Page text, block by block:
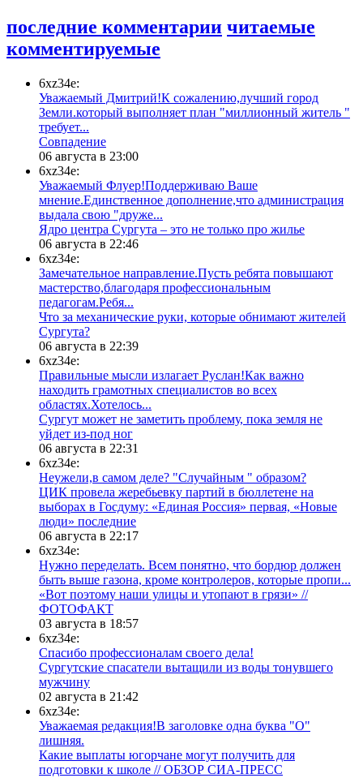
последние комментарии читаемые
комментируемые
6xz34e:
Уважаемый Дмитрий!К сожалению,лучший город
Земли.который выполняет план "миллионный житель "
требует...
​Совпадение
06 августа в 23:00
6xz34e:
Уважаемый Флуер!Поддерживаю Ваше
мнение.Единственное дополнение,что администрация
выдала свою "друже...
​Ядро центра Сургута ‒ это не только про жилье
06 августа в 22:46
6xz34e:
Замечательное направление.Пусть ребята повышают
мастерство,благодаря профессиональным
педагогам.Ребя...
​Что за механические руки, которые обнимают жителей
Сургута?
06 августа в 22:39
6xz34e:
Правильные мысли излагает Руслан!Как важно
находить грамотных специалистов во всех
областях.Хотелось...
Сургут может не заметить проблему, пока земля не
уйдет из-под ног
06 августа в 22:31
6xz34e:
Неужели,в самом деле? "Случайным " образом?
ЦИК провела жеребьевку партий в бюллетене на
выборах в Госдуму: «Единая Россия» первая, «Новые
люди» последние
06 августа в 22:17
6xz34e:
Нужно переделать. Всем понятно, что бордюр должен
быть выше газона, кроме контролеров, которые пропи...
«Вот поэтому наши улицы и утопают в грязи» //
ФОТОФАКТ
03 августа в 18:57
6xz34e:
Спасибо профессионалам своего дела!
Сургутские спасатели вытащили из воды тонувшего
мужчину
02 августа в 21:42
6xz34e:
Уважаемая редакция!В заголовке одна буква "О"
лишняя.
Какие выплаты югорчане могут получить для
подготовки к школе // ОБЗОР СИА-ПРЕСС